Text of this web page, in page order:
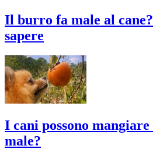
Il burro fa male al
sapere
I cani possono
male?